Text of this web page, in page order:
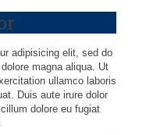
adipisicing elit, sed do
magna aliqua. Ut
ullamco laboris
Duis aute irure dolor
dolore eu fugiat